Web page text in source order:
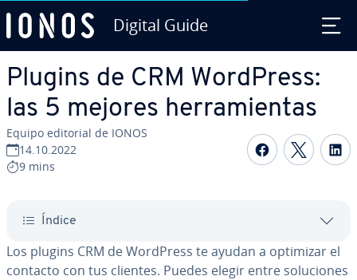
Digital Guide
Plugins de CRM WordPress:
las 5 mejores he­rra­mie­n­tas
Equipo editorial de IONOS
14.10.2022
9 mins
Compartir
Índice
Los plugins CRM de WordPress te ayudan a optimizar el
contacto con tus clientes. Puedes elegir entre so­lu­cio­nes